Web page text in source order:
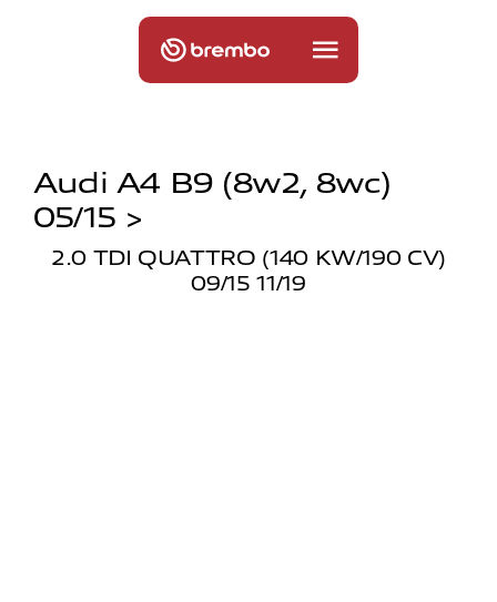
Audi A4 B9 (8w2, 8wc)
05/15 >
2.0 TDI QUATTRO (140 KW/190 CV)
09/15 11/19